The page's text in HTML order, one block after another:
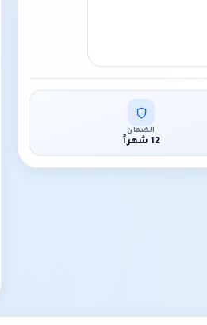
الضمان
12 شهراً